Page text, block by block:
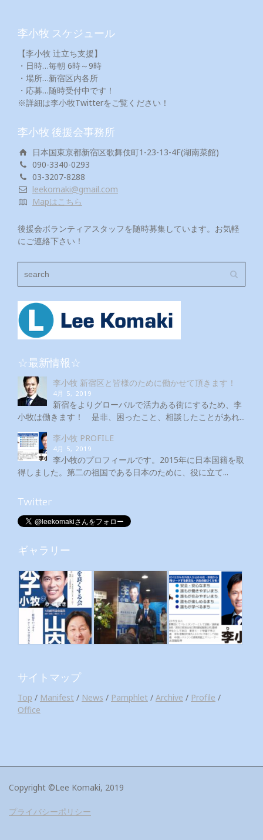
李小牧 スケジュール
【李小牧 辻立ち支援】
・日時…毎朝 6時～9時
・場所…新宿区内各所
・応募…随時受付中です！
※詳細は李小牧Twitterをご覧ください！
李小牧 後援会事務所
日本国東京都新宿区歌舞伎町1-23-13-4F(湖南菜館)
090-3340-0293
03-3207-8288
leekomaki@gmail.com
Mapはこちら
後援会ボランティアスタッフを随時募集しています。お気軽
にご連絡下さい！
☆最新情報☆
李小牧 新宿区と皆様のために働かせて頂きます！
4月 5, 2019
新宿をよりグローバルで活力ある街にするため、李
小牧は働きます！ 是非、困ったこと、相談したことがあれ...
李小牧 PROFILE
4月 5, 2019
李小牧のプロフィールです。2015年に日本国籍を取
得しました。第二の祖国である日本のために、役に立て...
Twitter
ギャラリー
サイトマップ
Top / Manifest / News / Pamphlet / Archive / Profile /
Office
Copyright ©Lee Komaki, 2019
プライバシーポリシー